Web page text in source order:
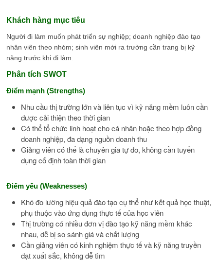
Khách hàng mục tiêu
Người đi làm muốn phát triển sự nghiệp; doanh nghiệp đào tạo
nhân viên theo nhóm; sinh viên mới ra trường cần trang bị kỹ
năng trước khi đi làm.
Phân tích SWOT
Điểm mạnh (Strengths)
Nhu cầu thị trường lớn và liên tục vì kỹ năng mềm luôn cần
được cải thiện theo thời gian
Có thể tổ chức linh hoạt cho cá nhân hoặc theo hợp đồng
doanh nghiệp, đa dạng nguồn doanh thu
Giảng viên có thể là chuyên gia tự do, không cần tuyển
dụng cố định toàn thời gian
Điểm yếu (Weaknesses)
Khó đo lường hiệu quả đào tạo cụ thể như kết quả học thuật,
phụ thuộc vào ứng dụng thực tế của học viên
Thị trường có nhiều đơn vị đào tạo kỹ năng mềm khác
nhau, dễ bị so sánh giá và chất lượng
Cần giảng viên có kinh nghiệm thực tế và kỹ năng truyền
đạt xuất sắc, không dễ tìm